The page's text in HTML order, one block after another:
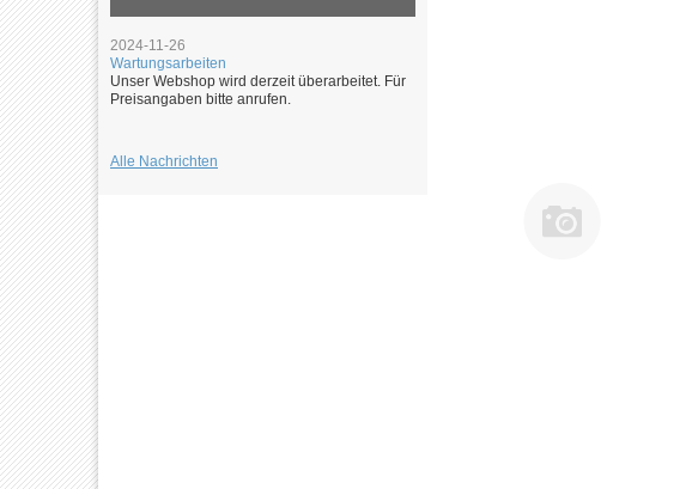
2024-11-26
Wartungsarbeiten
Unser Webshop wird derzeit überarbeitet. Für
Preisangaben bitte anrufen.
Alle Nachrichten